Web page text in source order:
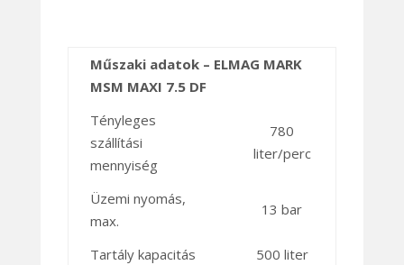
Műszaki adatok – ELMAG MARK
MSM MAXI 7.5 DF
Tényleges
szállítási
mennyiség
780
liter/perc
Üzemi nyomás,
max.
13 bar
Tartály kapacitás
500 liter